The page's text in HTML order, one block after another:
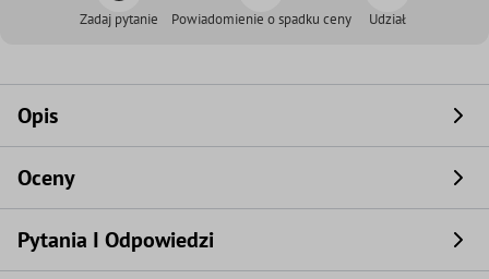
Zadaj pytanie Powiadomienie o spadku ceny Udział
Opis
Oceny
Pytania I Odpowiedzi